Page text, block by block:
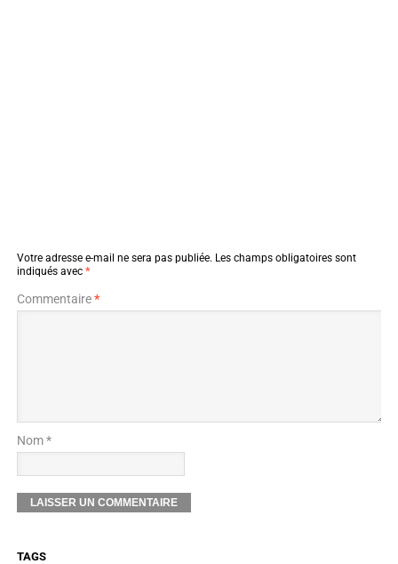
Votre adresse e-mail ne sera pas publiée. Les champs obligatoires sont
indiqués avec *
Commentaire*
Nom *
TAGS